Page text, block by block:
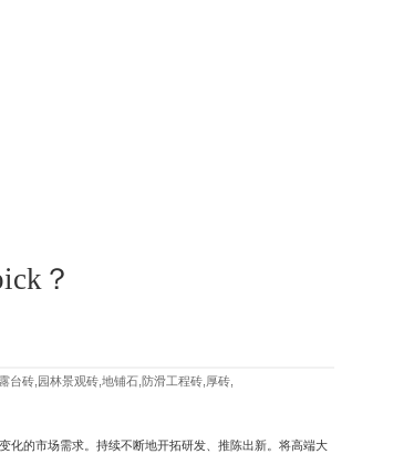
？
台砖,园林景观砖,地铺石,防滑工程砖,厚砖,
化的市场需求。持续不断地开拓研发、推陈出新。将高端大